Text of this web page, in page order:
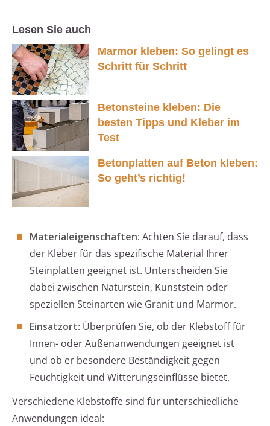
Lesen Sie auch
Marmor kleben: So gelingt es
Schritt für Schritt
Betonsteine kleben: Die
besten Tipps und Kleber im
Test
Betonplatten auf Beton kleben:
So geht’s richtig!
Materialeigenschaften: Achten Sie darauf, dass
der Kleber für das spezifische Material Ihrer
Steinplatten geeignet ist. Unterscheiden Sie
dabei zwischen Naturstein, Kunststein oder
speziellen Steinarten wie Granit und Marmor.
Einsatzort: Überprüfen Sie, ob der Klebstoff für
Innen- oder Außenanwendungen geeignet ist
und ob er besondere Beständigkeit gegen
Feuchtigkeit und Witterungseinflüsse bietet.
Verschiedene Klebstoffe sind für unterschiedliche
Anwendungen ideal: